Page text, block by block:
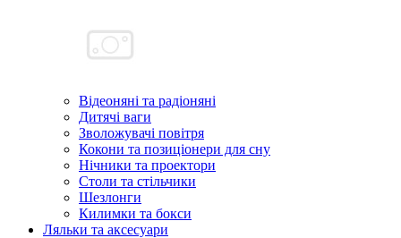
Відеоняні та радіоняні
Дитячі ваги
Зволожувачі повітря
Кокони та позиціонери для сну
Нічники та проектори
Столи та стільчики
Шезлонги
Килимки та бокси
Ляльки та аксесуари